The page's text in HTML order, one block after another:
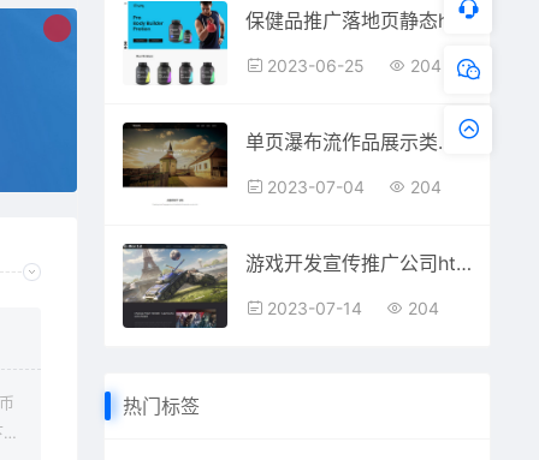
保健品推广落地页静态html网站模板
2023-06-25 204
单页瀑布流作品展示类网页模板
2023-07-04 204
游戏开发宣传推广公司html单页模板
2023-07-14 204
热门标签